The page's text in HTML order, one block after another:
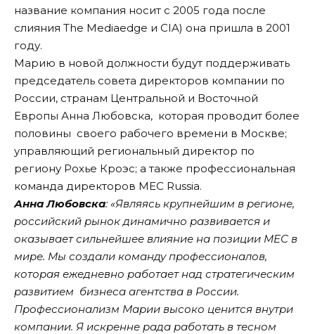
название компания носит с 2005 года после
слияния The Mediaedge и CIA) она пришла в 2001
году.
Марию в новой должности будут поддерживать
председатель совета директоров компании по
России, странам Центральной и Восточной
Европы Анна Любовска, которая проводит более
половины своего рабочего времени в Москве;
управляющий региональный директор по
региону Рохье Кроэс; а также профессиональная
команда директоров MEC Russia.
Анна Любовска: «Являясь крупнейшим в регионе,
российский рынок динамично развивается и
оказывает сильнейшее влияние на позиции MEC в
мире. Мы создали команду профессионалов,
которая ежедневно работает над стратегическим
развитием бизнеса агентства в России.
Профессионализм Марии высоко ценится внутри
компании. Я искренне рада работать в тесном